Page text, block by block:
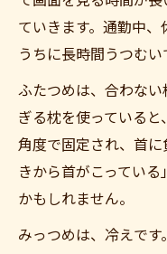
ていきます。通勤中
うちに長時間うつむい
ふたつめは、合わな
ぎる枕を使っている
角度で固定され、首に
きから首がこってい
かもしれません。
みっつめは、冷えで